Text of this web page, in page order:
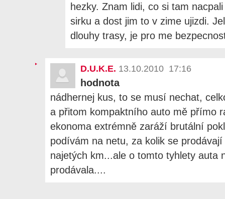
hezky. Znam lidi, co si tam
sirku a dost jim to v zime ujizdi.
dlouhy trasy, je pro me
D.U.K.E. 13.10.2010 17:16
hodnota
nádhernej kus, to se musí nechat,
a přitom kompaktního auto mě přímo
ekonoma extrémně zaráží brutální
podívám na netu, za kolik se
najetých km...ale o tomto tyhlety auta
prodávala....